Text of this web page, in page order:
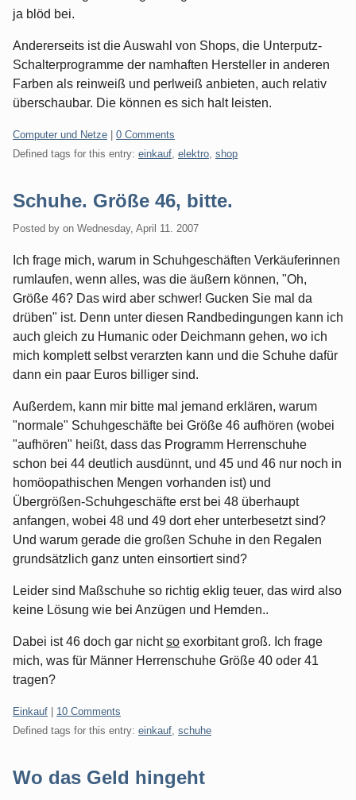
ja blöd bei.
Andererseits ist die Auswahl von Shops, die Unterputz-
Schalterprogramme der namhaften Hersteller in anderen
Farben als reinweiß und perlweiß anbieten, auch relativ
überschaubar. Die können es sich halt leisten.
Categories:
Computer und Netze
0 Comments
Defined tags for this entry: einkauf elektro shop
Schuhe. Größe 46, bitte.
Posted by on Wednesday, April 11. 2007
Ich frage mich, warum in Schuhgeschäften Verkäuferinnen
rumlaufen, wenn alles, was die äußern können, "Oh,
Größe 46? Das wird aber schwer! Gucken Sie mal da
drüben" ist. Denn unter diesen Randbedingungen kann ich
auch gleich zu Humanic oder Deichmann gehen, wo ich
mich komplett selbst verarzten kann und die Schuhe dafür
dann ein paar Euros billiger sind.
Außerdem, kann mir bitte mal jemand erklären, warum
"normale" Schuhgeschäfte bei Größe 46 aufhören (wobei
"aufhören" heißt, dass das Programm Herrenschuhe
schon bei 44 deutlich ausdünnt, und 45 und 46 nur noch in
homöopathischen Mengen vorhanden ist) und
Übergrößen-Schuhgeschäfte erst bei 48 überhaupt
anfangen, wobei 48 und 49 dort eher unterbesetzt sind?
Und warum gerade die großen Schuhe in den Regalen
grundsätzlich ganz unten einsortiert sind?
Leider sind Maßschuhe so richtig eklig teuer, das wird also
keine Lösung wie bei Anzügen und Hemden..
Dabei ist 46 doch gar nichtso exorbitant groß. Ich frage
mich, was für Männer Herrenschuhe Größe 40 oder 41
tragen?
Categories:
Einkauf
10 Comments
Defined tags for this entry: einkauf schuhe
Wo das Geld hingeht